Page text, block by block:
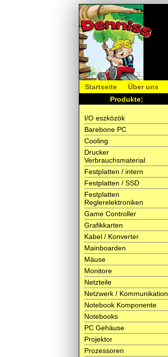
Startseite Über uns
Produkte:
I/O eszközök
Barebone PC
Cooling
Drucker
Verbrauchsmaterial
Festplatten / intern
Festplatten / SSD
Festplatten
Reglerelektroniken
Game Controller
Grafikkarten
Kabel / Konverter
Mainboarden
Mäuse
Monitore
Netzteile
Netzwerk / Kommunikation
Notebook Komponente
Notebooks
PC Gehäuse
Projektor
Prozessoren